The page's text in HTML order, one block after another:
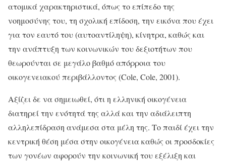
ατομικά χαρακτηριστικά, όπως το επίπεδο της
νοημοσύνης του, τη σχολική επίδοση, την εικόνα που έχει
για τον εαυτό του (αυτοαντίληψη), κίνητρα, καθώς και
την ανάπτυξη των κοινωνικών του δεξιοτήτων που
θεωρούνται σε μεγάλο βαθμό απόρροια του
οικογενειακού περιβάλλοντος (Cole, Cole, 2001).
Αξίζει δε να σημειωθεί, ότι η ελληνική οικογένεια
διατηρεί την ενότητά της αλλά και την αδιάλειπτη
αλληλεπίδραση ανάμεσα στα μέλη της. Το παιδί έχει την
κεντρική θέση μέσα στην οικογένεια καθώς οι προσδοκίες
των γονέων αφορούν την κοινωνική του εξέλιξη και